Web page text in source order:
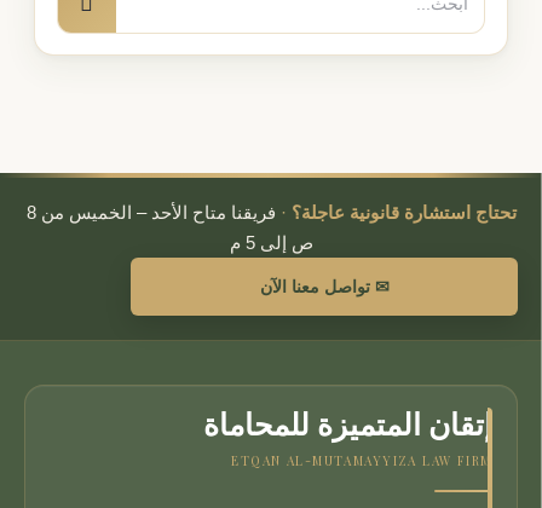
عن:
بحث
تحتاج استشارة قانونية عاجلة؟ ·
فريقنا متاح الأحد – الخميس من 8
ص إلى 5 م
✉ تواصل معنا الآن
إتقان المتميزة للمحاماة
ETQAN AL-MUTAMAYYIZA LAW FIRM